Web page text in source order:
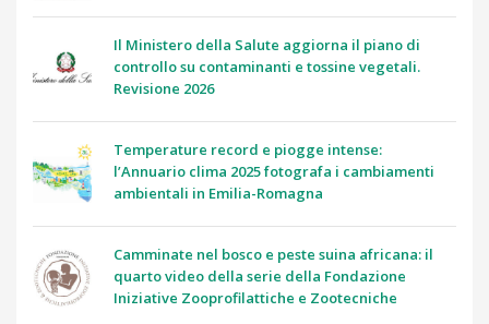
Il Ministero della Salute aggiorna il piano di
controllo su contaminanti e tossine vegetali.
Revisione 2026
Temperature record e piogge intense:
l’Annuario clima 2025 fotografa i cambiamenti
ambientali in Emilia-Romagna
Camminate nel bosco e peste suina africana: il
quarto video della serie della Fondazione
Iniziative Zooprofilattiche e Zootecniche